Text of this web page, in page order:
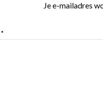
Je e-mailadres
*